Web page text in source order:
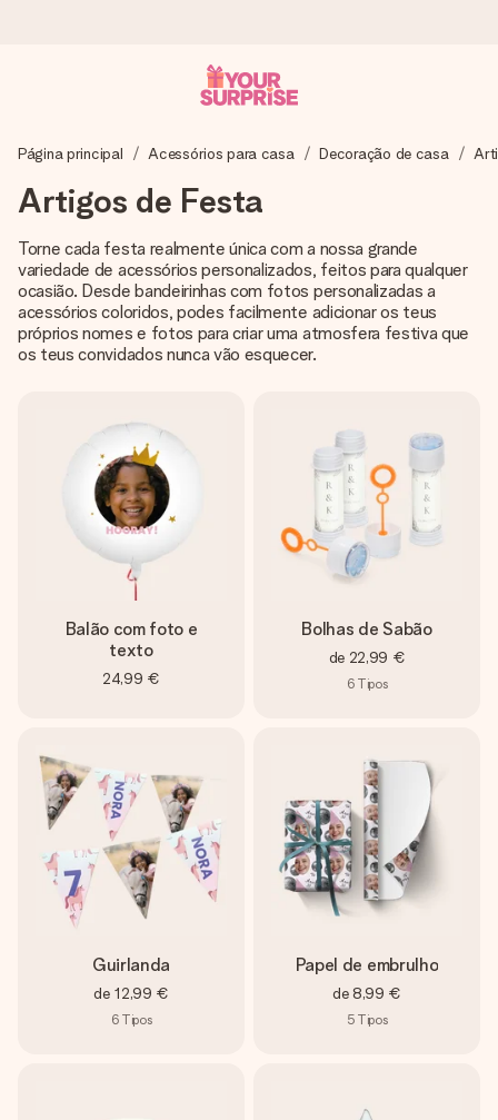
Preparamos o teu presente com toda a atenção e
hora certa, quando mais importa.
4,7 (com base em +15.000 avaliações)
Os nossos presentes inspiram. Os clientes avaliam-nos
com 4,7 no Google Reviews.
Cartão com mensagem grátis
Cria algo único em apenas alguns passos - com o nome
dela, uma foto ou uma mensagem que realmente toca o
coração. Sem complicações, apenas todo o amor num
momento especial.
Página principal Acessórios para casa Decoração de casa
Artigos de Festa
Torne cada festa realmente única com a nossa grande
variedade de acessórios personalizados, feitos para qualquer
ocasião. Desde bandeirinhas com fotos personalizadas a
acessórios coloridos, podes facilmente adicionar os teus
próprios nomes e fotos para criar uma atmosfera festiva que
os teus convidados nunca vão esquecer.
Balão com foto e
texto
24,99 €
Bolhas de Sabão
de 22,99 €
6 Tipos
Guirlanda
de 12,99 €
6 Tipos
Papel de embrulho
de 8,99 €
5 Tipos